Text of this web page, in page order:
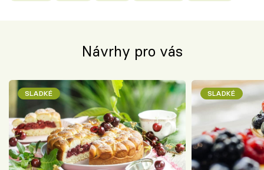
Návrhy pro vás
SLADKÉ SLADKÉ